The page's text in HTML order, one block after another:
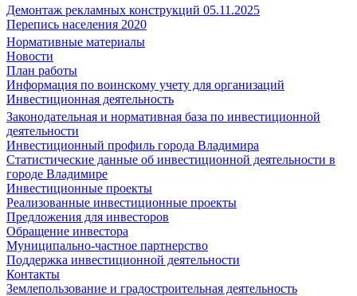
Демонтаж рекламных конструкций 05.11.2025
Перепись населения 2020
Нормативные материалы
Новости
План работы
Информация по воинскому учету для организаций
Инвестиционная деятельность
Законодательная и нормативная база по инвестиционной
деятельности
Инвестиционный профиль города Владимира
Статистические данные об инвестиционной деятельности в
городе Владимире
Инвестиционные проекты
Реализованные инвестиционные проекты
Предложения для инвесторов
Обращение инвестора
Муниципально-частное партнерство
Поддержка инвестиционной деятельности
Контакты
Землепользование и градостроительная деятельность